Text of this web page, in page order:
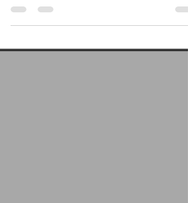
Inglaterra, participou quarta-feira, 18 de
outubro, por...